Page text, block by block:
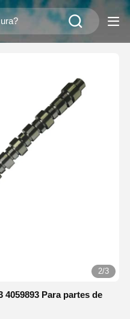
2/3
4059893 Para partes de